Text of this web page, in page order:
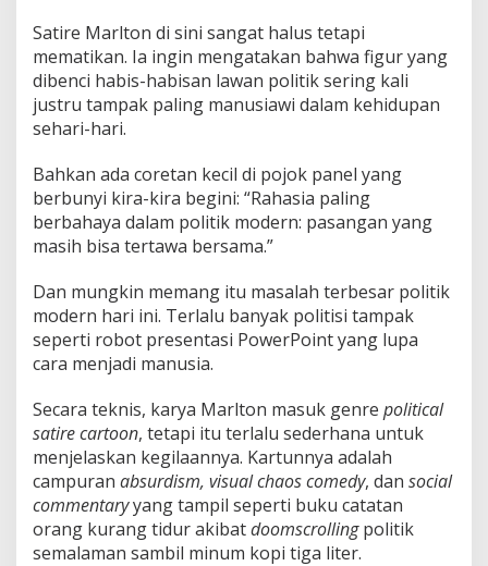
Satire Marlton di sini sangat halus tetapi
mematikan. Ia ingin mengatakan bahwa figur yang
dibenci habis-habisan lawan politik sering kali
justru tampak paling manusiawi dalam kehidupan
sehari-hari.
Bahkan ada coretan kecil di pojok panel yang
berbunyi kira-kira begini: “Rahasia paling
berbahaya dalam politik modern: pasangan yang
masih bisa tertawa bersama.”
Dan mungkin memang itu masalah terbesar politik
modern hari ini. Terlalu banyak politisi tampak
seperti robot presentasi PowerPoint yang lupa
cara menjadi manusia.
Secara teknis, karya Marlton masuk genre political
satire cartoon, tetapi itu terlalu sederhana untuk
menjelaskan kegilaannya. Kartunnya adalah
campuran absurdism, visual chaos comedy, dan social
commentaryyang tampil seperti buku catatan
orang kurang tidur akibatdoomscrollingpolitik
semalaman sambil minum kopi tiga liter.